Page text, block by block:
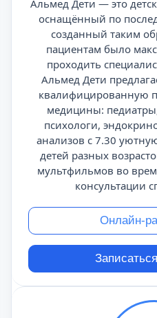
Альмед Дети — это
оснащённый по
созданный таким
пациентам было
проходить
Альмед Дети
квалифицированную
медицины:
психологи,
анализов с 7.30
детей разных
мультфильмов во
консультации
Онлайн-